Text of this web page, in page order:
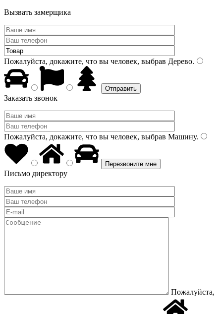
Вызвать замерщика
Пожалуйста, докажите, что вы человек, выбрав Дерево.
Заказать звонок
Пожалуйста, докажите, что вы человек, выбрав Машину.
Письмо директору
Пожалуйста,